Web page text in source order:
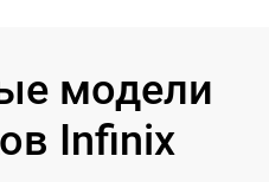
модели
Infinix